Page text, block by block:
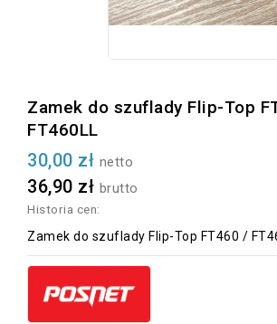
Zamek do szuflady Flip-Top
FT460LL
30,00 zł netto
36,90 zł brutto
Historia cen:
Zamek do szuflady Flip-Top FT460 /